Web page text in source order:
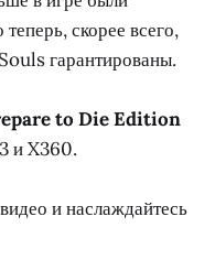
скорее всего,
гарантированы.
to Die Edition
и X360.
и наслаждайтесь